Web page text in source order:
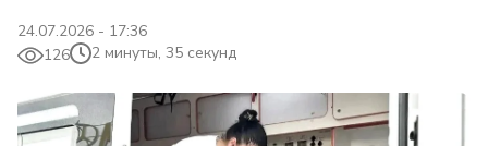
24.07.2026 - 17:36
126
2 минуты, 35 секунд